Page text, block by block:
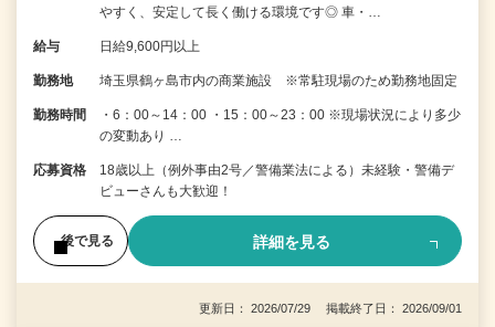
やすく、安定して長く働ける環境です◎ 車・…
給与 日給9,600円以上
勤務地 埼玉県鶴ヶ島市内の商業施設 ※常駐現場のため勤務地固定
勤務時間
・6：00～14：00 ・15：00～23：00 ※現場状況により多少
の変動あり …
応募資格
18歳以上（例外事由2号／警備業法による）未経験・警備デ
ビューさんも大歓迎！
後で見る 詳細を見る
更新日： 2026/07/29 掲載終了日： 2026/09/01